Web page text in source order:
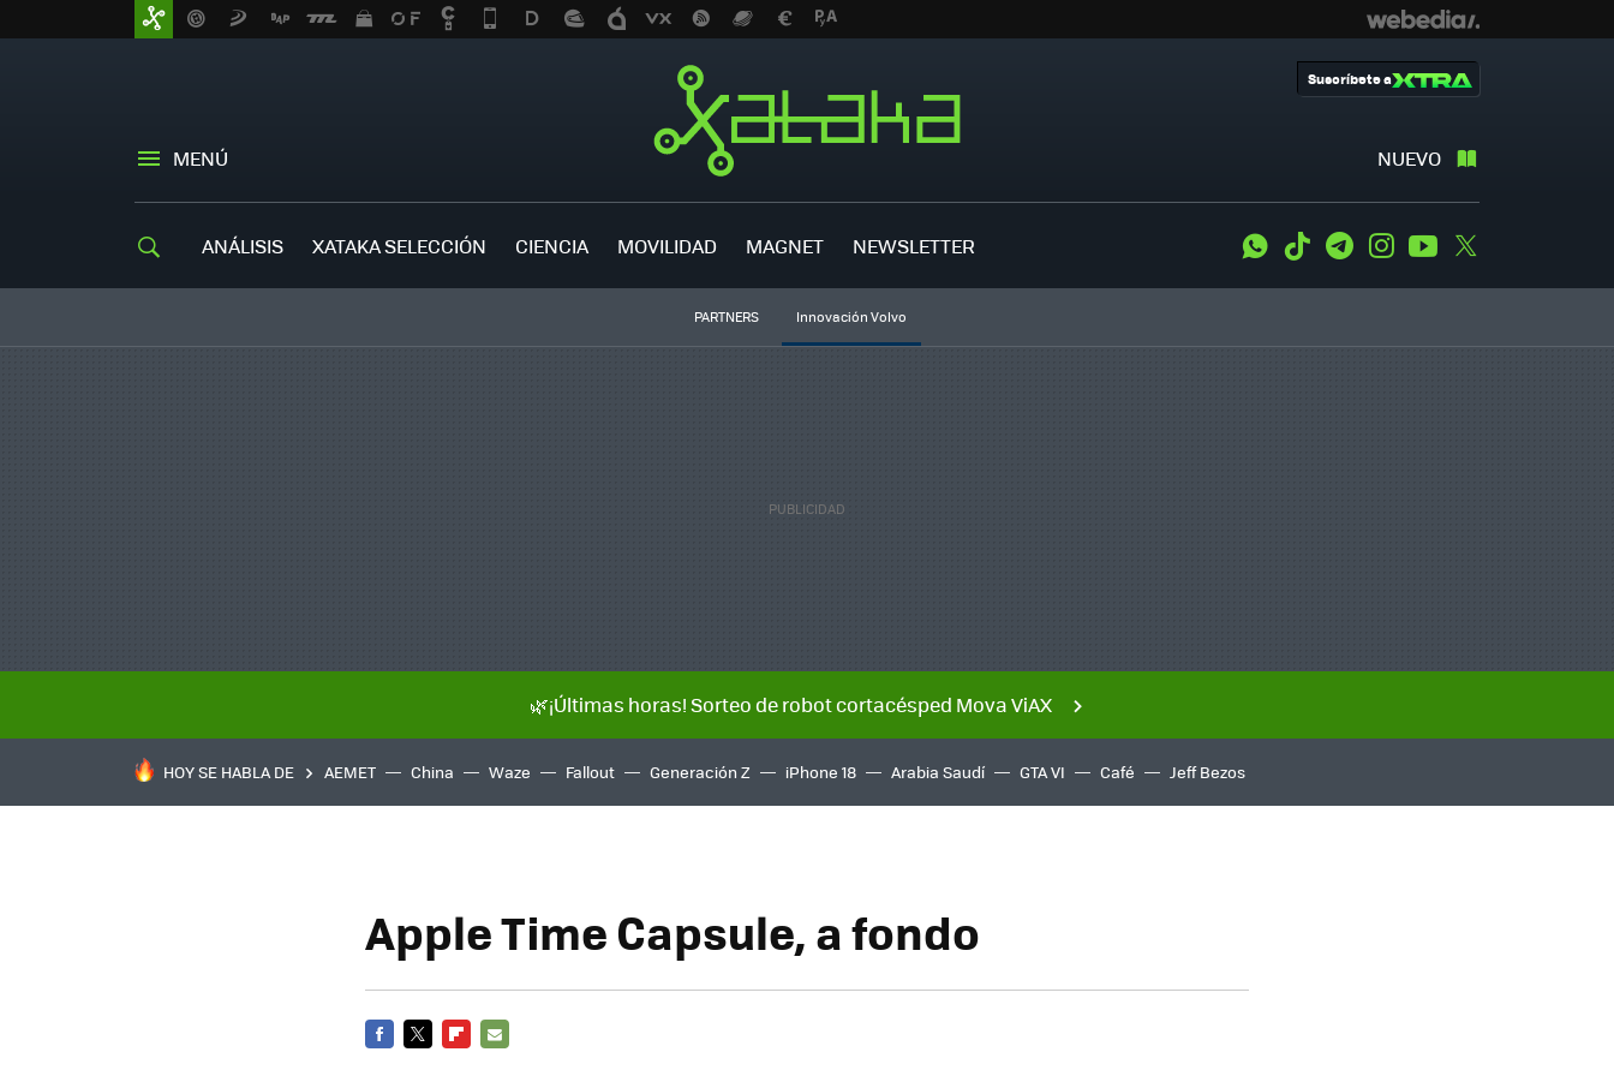
MENÚ NUEVO
Suscríbete a
ANÁLISIS XATAKA SELECCIÓN CIENCIA MOVILIDAD MAGNET NEWSLETTER WhatsApp
Tiktok TelegramInstagramYoutube
PARTNERS Innovación Volvo
🌿¡Últimas horas! Sorteo de robot cortacésped Mova ViAX
HOY SE HABLA DE AEMET China Waze Fallout Generación Z iPhone 18 Arabia Saudí GTA VI Café Jeff Bezos
Apple Time Capsule, a fondo